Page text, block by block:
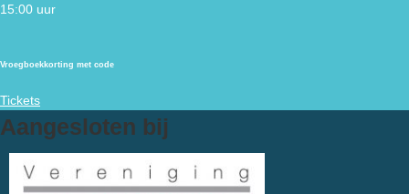
15:00 uur
Vroegboekkorting met code
Tickets
Aangesloten bij